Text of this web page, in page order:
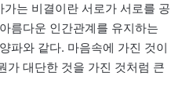
는 비결이란 서로가 서로를 공
름다운 인간관계를 유지하는
파와 같다. 마음속에 가진 것이
가 대단한 것을 가진 것처럼 큰